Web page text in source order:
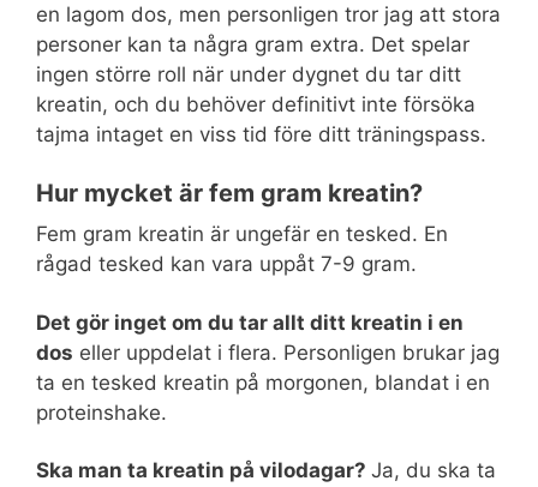
en lagom dos, men personligen tror jag att stora
personer kan ta några gram extra. Det spelar
ingen större roll när under dygnet du tar ditt
kreatin, och du behöver definitivt inte försöka
tajma intaget en viss tid före ditt träningspass.
Hur mycket är fem gram kreatin?
Fem gram kreatin är ungefär en tesked. En
rågad tesked kan vara uppåt 7-9 gram.
Det gör inget om du tar allt ditt kreatin i en
dos eller uppdelat i flera. Personligen brukar jag
ta en tesked kreatin på morgonen, blandat i en
proteinshake.
Ska man ta kreatin på vilodagar? Ja, du ska ta